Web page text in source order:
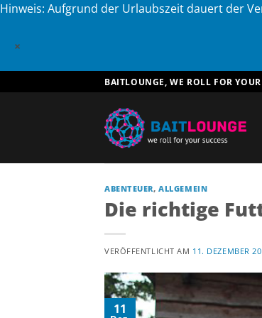
Hinweis: Aufgrund der Urlaubszeit dauert der
×
Inhalt
BAITLOUNGE, WE ROLL FOR YOUR
ABENTEUER,ALLGEMEIN
Die richtige
VERÖFFENTLICHT AM 11. DEZEMBER
11